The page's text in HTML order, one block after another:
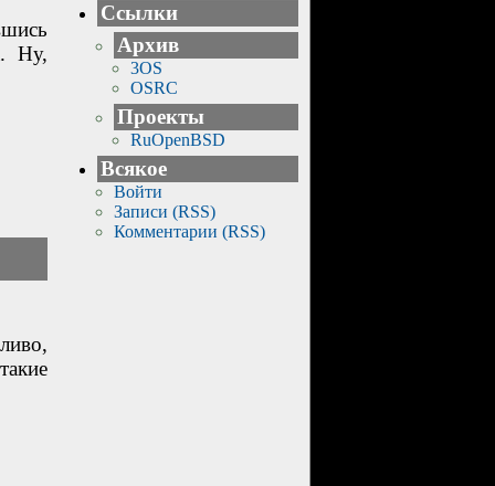
Ну,
Ссылки
Архив
3OS
OSRC
Проекты
RuOpenBSD
Всякое
Войти
Записи (RSS)
Комментарии (RSS)